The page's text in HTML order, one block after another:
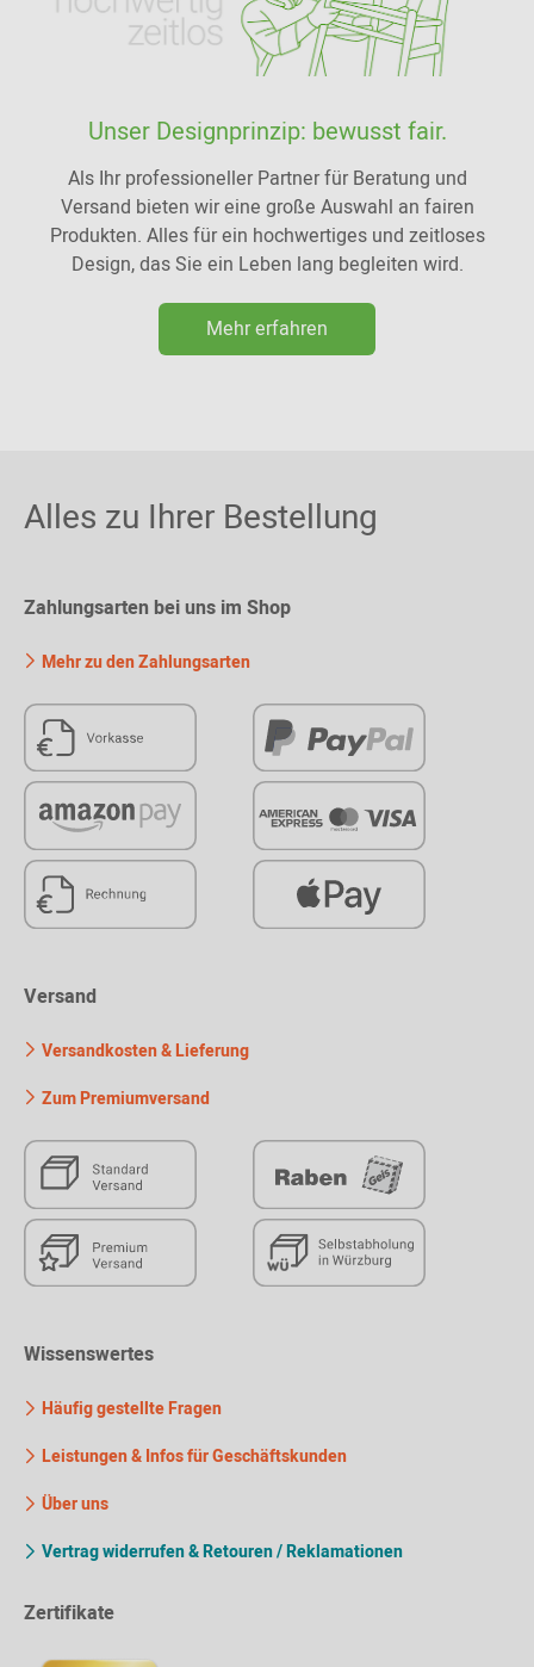
Unser Designprinzip: bewusst fair.
Als Ihr professioneller Partner für Beratung und
Versand bieten wir eine große Auswahl an fairen
Produkten. Alles für ein hochwertiges und zeitloses
Design, das Sie ein Leben lang begleiten wird.
Mehr erfahren
Alles zu Ihrer Bestellung
Zahlungsarten bei uns im Shop
Mehr zu den Zahlungsarten
Versand
Versandkosten & Lieferung
Zum Premiumversand
Wissenswertes
Häufig gestellte Fragen
Leistungen & Infos für Geschäftskunden
Über uns
Vertrag widerrufen & Retouren / Reklamationen
Zertifikate